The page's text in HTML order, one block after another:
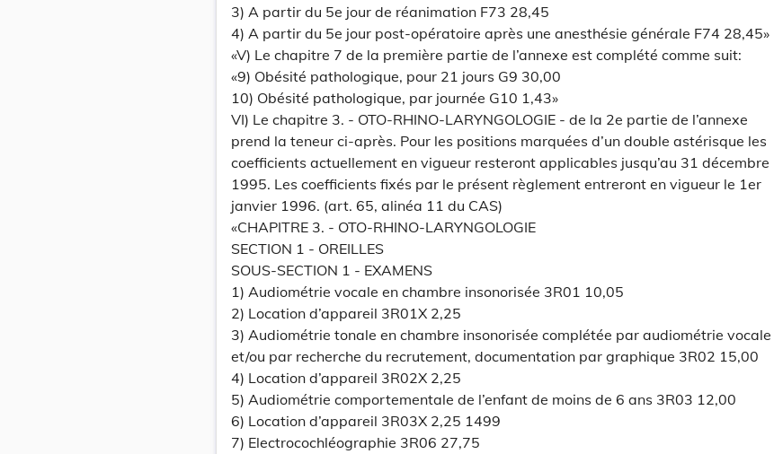
3) A partir du 5e jour de réanimation F73 28,45
4) A partir du 5e jour post-opératoire après une anesthésie générale F74 28,45»
«V) Le chapitre 7 de la première partie de l’annexe est complété comme suit:
«9) Obésité pathologique, pour 21 jours G9 30,00
10) Obésité pathologique, par journée G10 1,43»
VI) Le chapitre 3. - OTO-RHINO-LARYNGOLOGIE - de la 2e partie de l’annexe
prend la teneur ci-après. Pour les positions marquées d’un double astérisque les
coefficients actuellement en vigueur resteront applicables jusqu’au 31 décembre
1995. Les coefficients fixés par le présent règlement entreront en vigueur le 1er
janvier 1996. (art. 65, alinéa 11 du CAS)
«CHAPITRE 3. - OTO-RHINO-LARYNGOLOGIE
SECTION 1 - OREILLES
SOUS-SECTION 1 - EXAMENS
1) Audiométrie vocale en chambre insonorisée 3R01 10,05
2) Location d’appareil 3R01X 2,25
3) Audiométrie tonale en chambre insonorisée complétée par audiométrie vocale
et/ou par recherche du recrutement, documentation par graphique 3R02 15,00
4) Location d’appareil 3R02X 2,25
5) Audiométrie comportementale de l’enfant de moins de 6 ans 3R03 12,00
6) Location d’appareil 3R03X 2,25 1499
7) Electrocochléographie 3R06 27,75